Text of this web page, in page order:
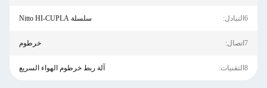
6التبادل: سلسلة Nitto HI-CUPLA
7اتصال: خرطوم
8التقنيات: آلة ربط خرطوم الهواء السريع